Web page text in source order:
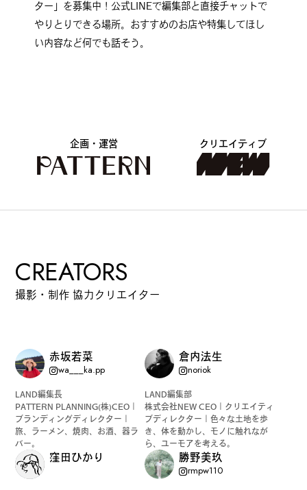
FOLLOW US
ター」を募集中！公式LINEで編集部と直接チャットで
やりとりできる場所。おすすめのお店や特集してほし
い内容など何でも話そう。
企画・運営 クリエイティブ
CREATORS
撮影・制作 協力クリエイター
赤坂若菜
wa___ka.pp
LAND編集長
PATTERN PLANNING(株)CEO｜
ブランディングディレクター｜
旅、ラーメン、焼肉、お酒、器ラ
バー。
倉内法生
noriok
LAND編集部
株式会社NEW CEO｜クリエイティ
ブディレクター｜色々な土地を歩
き、体を動かし、モノに触れなが
ら、ユーモアを考える。
窪田ひかり 勝野美玖
rmpw110